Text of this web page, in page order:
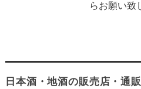
らお願い致
日本酒・地酒の販売店・通